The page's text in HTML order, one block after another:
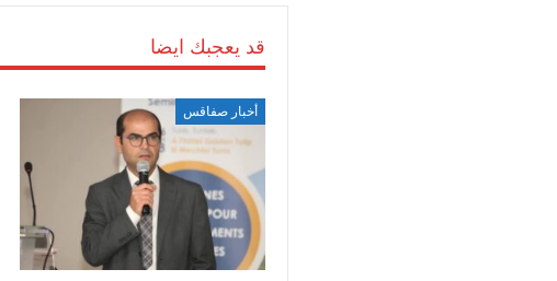
قد يعجبك ايضا
أخبار صفاقس